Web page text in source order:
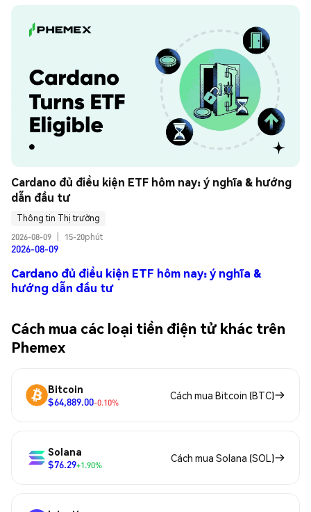
Cardano đủ điều kiện ETF hôm nay: ý nghĩa & hướng
dẫn đầu tư
Thông tin Thị trường
2026-08-09
15-20phút
2026-08-09
Cardano đủ điều kiện ETF hôm nay: ý nghĩa &
hướng dẫn đầu tư
Cách mua các loại tiền điện tử khác trên
Phemex
Bitcoin
$64,889.00-0.10%
Cách mua Bitcoin (BTC)
Solana
$76.29+1.90%
Cách mua Solana (SOL)